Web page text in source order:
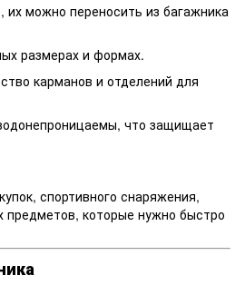
их можно переносить из багажника
размерах и формах.
карманов и отделений для
что защищает
спортивного снаряжения,
предметов, которые нужно быстро